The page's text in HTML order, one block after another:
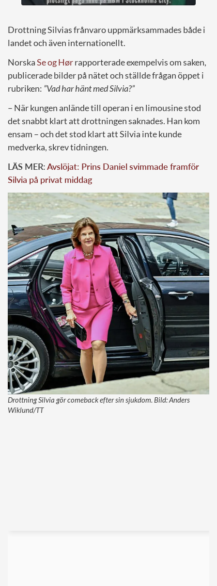
Drottning Silvias frånvaro uppmärksammades både i
landet och även internationellt.
NorskaSe og Hørrapporterade exempelvis om saken,
publicerade bilder på nätet och ställde frågan öppet i
rubriken: ”Vad har hänt med Silvia?”
– När kungen anlände till operan i en limousine stod
det snabbt klart att drottningen saknades. Han kom
ensam – och det stod klart att Silvia inte kunde
medverka, skrev tidningen.
LÄS MER:Avslöjat: Prins Daniel svimmade framför
Silvia på privat middag
Drottning Silvia gör comeback efter sin sjukdom. Bild: Anders
Wiklund/TT